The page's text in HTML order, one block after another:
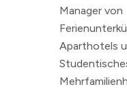
Manager von
Aparthotels